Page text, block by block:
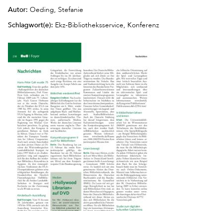
Autor: Oeding, Stefanie
Schlagwort(e): Ekz-Bibliotheksservice, Konferenz